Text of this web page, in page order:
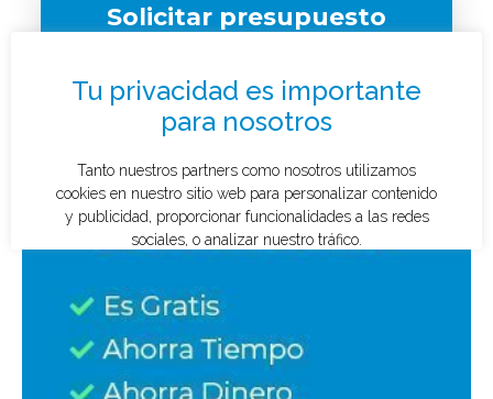
Solicitar presupuesto
¿Qué tipo de caso quieres investigar?